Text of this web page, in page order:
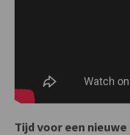
Tijd voor een